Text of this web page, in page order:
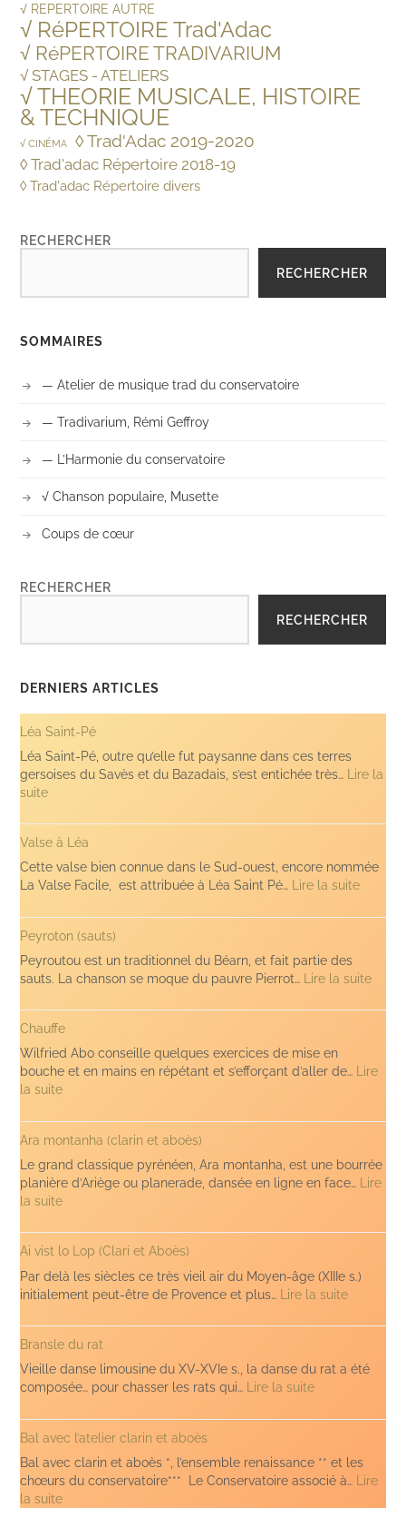
√ REPERTOIRE AUTRE
√ RéPERTOIRE Trad'Adac
√ RéPERTOIRE TRADIVARIUM
√ STAGES - ATELIERS
√ THEORIE MUSICALE, HISTOIRE
& TECHNIQUE
√ CINÉMA ◊ Trad'Adac 2019-2020
◊ Trad'adac Répertoire 2018-19
◊ Trad'adac Répertoire divers
RECHERCHER
RECHERCHER
SOMMAIRES
— Atelier de musique trad du conservatoire
— Tradivarium, Rémi Geffroy
— L’Harmonie du conservatoire
√ Chanson populaire, Musette
Coups de cœur
RECHERCHER
RECHERCHER
DERNIERS ARTICLES
Léa Saint-Pé
Léa Saint-Pé, outre qu’elle fut paysanne dans ces terres
gersoises du Savès et du Bazadais, s’est entichée très… Lire la
suite:
Saint-
Pé
Valse à Léa
Cette valse bien connue dans le Sud-ouest, encore nommée
La Valse Facile, est attribuée à Léa Saint Pé… Lire la suite:
à
Peyroton (sauts)
Peyroutou est un traditionnel du Béarn, et fait partie des
sauts. La chanson se moque du pauvre Pierrot… Lire la suite:
Chauffe
Wilfried Abo conseille quelques exercices de mise en
bouche et en mains en répétant et s’efforçant d’aller de… Lire
la suite:
Ara montanha (clarin et aboès)
Le grand classique pyrénéen, Ara montanha, est une bourrée
planière d’Ariège ou planerade, dansée en ligne en face… Lire
la suite:
montanha
(clarin
et
aboès)
Ai vist lo Lop (Clari et Aboès)
Par delà les siècles ce très vieil air du Moyen-âge (XIIIe s.)
initialement peut-être de Provence et plus… Lire la suite:
vist
Lop
Aboès)
Bransle du rat
Vieille danse limousine du XV-XVIe s., la danse du rat a été
composée… pour chasser les rats qui… Lire la suite:
du
Bal avec l’atelier clarin et aboès
Bal avec clarin et aboès *, l’ensemble renaissance ** et les
chœurs du conservatoire*** Le Conservatoire associé à… Lire
la suite: